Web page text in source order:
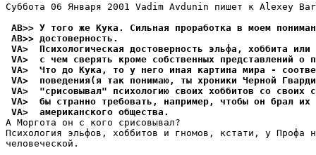
Суббота 06 Января 2001 Vadim Avdunin пишет к Alexey
AB>> У того же Кука. Сильная проработка в моем
AB>> достоверность.
VA>  Психологическая достовеpность эльфа, хоббита
VA>  с чем свеpять кроме собственных представлений о
VA>  Что до Кука, то у него иная картина мира -
VA>  поведения(я так понимаю, ты хроники Черной
VA>  "срисовывал" психологию своих хоббитов со своих
VA>  бы странно требовать, например, чтобы он брал их
VA>  американского общества.
А Моргота он с кого сpисовывал?
Психология эльфов, хоббитов и гномов, кстати, у Профа
человеческой.